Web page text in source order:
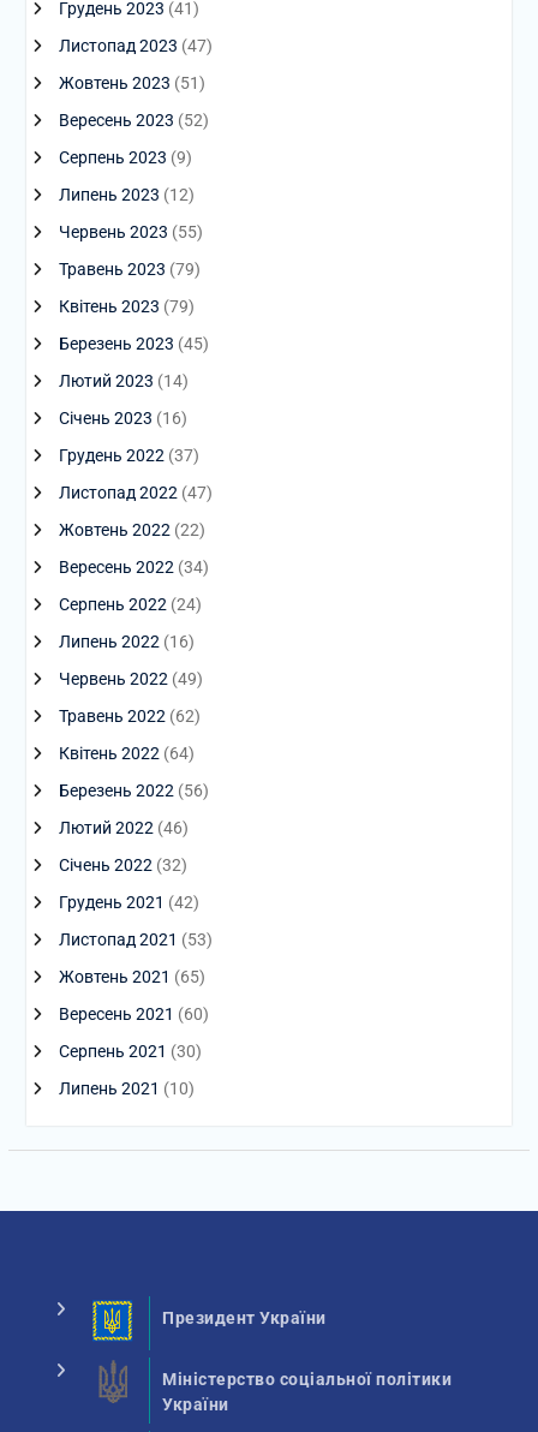
Грудень 2023 (41)
Листопад 2023 (47)
Жовтень 2023 (51)
Вересень 2023 (52)
Серпень 2023 (9)
Липень 2023 (12)
Червень 2023 (55)
Травень 2023 (79)
Квітень 2023 (79)
Березень 2023 (45)
Лютий 2023 (14)
Січень 2023 (16)
Грудень 2022 (37)
Листопад 2022 (47)
Жовтень 2022 (22)
Вересень 2022 (34)
Серпень 2022 (24)
Липень 2022 (16)
Червень 2022 (49)
Травень 2022 (62)
Квітень 2022 (64)
Березень 2022 (56)
Лютий 2022 (46)
Січень 2022 (32)
Грудень 2021 (42)
Листопад 2021 (53)
Жовтень 2021 (65)
Вересень 2021 (60)
Серпень 2021 (30)
Липень 2021 (10)
Президент України
Міністерство соціальної політики
України